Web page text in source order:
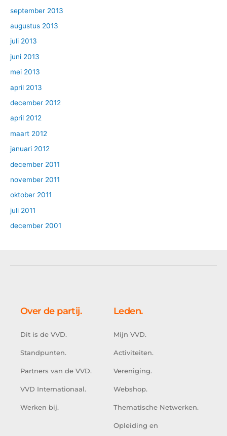
september 2013
augustus 2013
juli 2013
juni 2013
mei 2013
april 2013
december 2012
april 2012
maart 2012
januari 2012
december 2011
november 2011
oktober 2011
juli 2011
december 2001
Over de partij.
Dit is de VVD.
Standpunten.
Partners van de VVD.
VVD Internationaal.
Werken bij.
Leden.
Mijn VVD.
Activiteiten.
Vereniging.
Webshop.
Thematische Netwerken.
Opleiding en